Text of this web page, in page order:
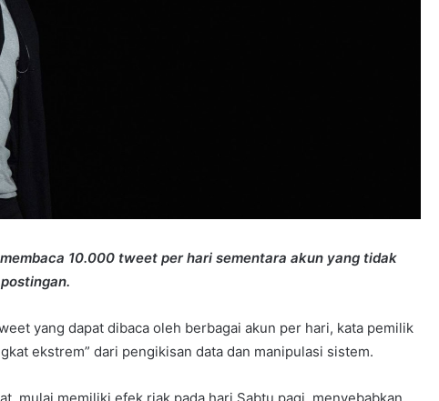
10.000 tweet per hari sementara akun yang tidak
yang dapat dibaca oleh berbagai akun per hari, kata pemilik
ekstrem” dari pengikisan data dan manipulasi sistem.